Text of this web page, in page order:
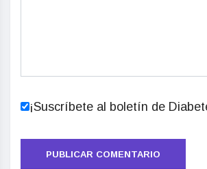
¡Suscríbete al boletín de